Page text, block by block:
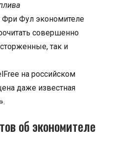
Фул экономителе
совершенно
так и
на российском
даже известная
об экономителе